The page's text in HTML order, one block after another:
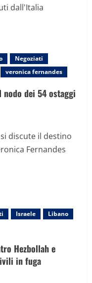
dall'Italia
Negoziati
veronica fernandes
dei 54 ostaggi
discute il destino
Fernandes
Israele
Libano
Hezbollah e
in fuga